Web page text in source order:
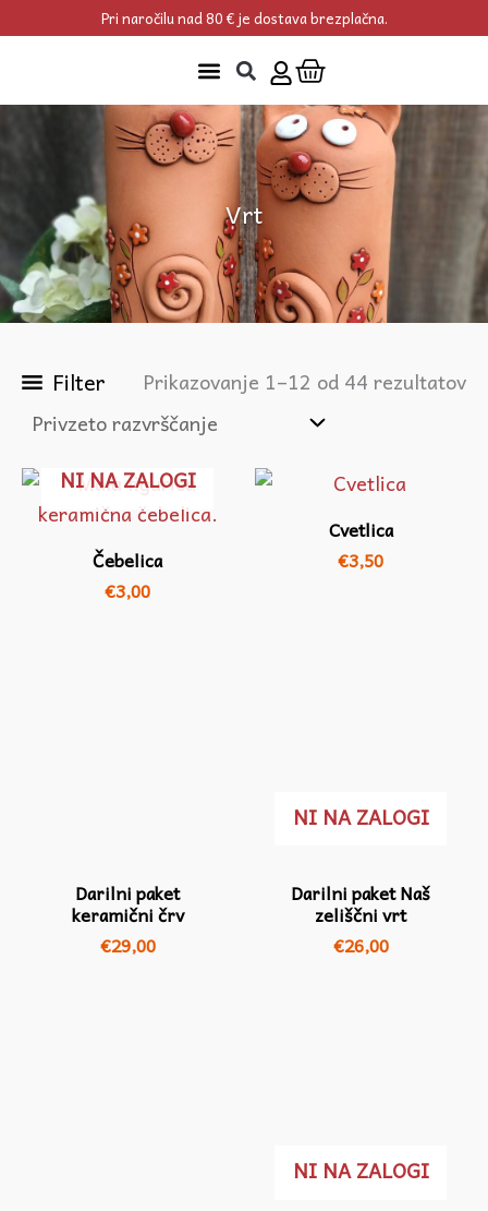
to
Pri naročilu nad 80 € je dostava brezplačna.
Cart
Vrt
Filter Prikazovanje 1–12 od 44 rezultatov
NI NA ZALOGI
Čebelica
€3,00
Cvetlica
€3,50
Darilni paket
keramični črv
€29,00
NI NA ZALOGI
Darilni paket Naš
zeliščni vrt
€26,00
NI NA ZALOGI